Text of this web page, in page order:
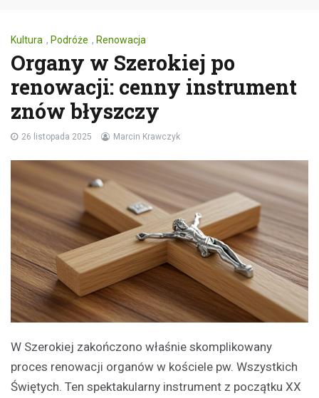
Kultura , Podróże , Renowacja
Organy w Szerokiej po
renowacji: cenny instrument
znów błyszczy
26 listopada 2025 Marcin Krawczyk
W Szerokiej zakończono właśnie skomplikowany
proces renowacji organów w kościele pw. Wszystkich
Świętych. Ten spektakularny instrument z początku XX